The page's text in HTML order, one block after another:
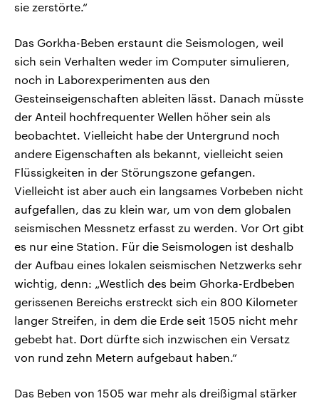
sie zerstörte.“
Das Gorkha-Beben erstaunt die Seismologen, weil
sich sein Verhalten weder im Computer simulieren,
noch in Laborexperimenten aus den
Gesteinseigenschaften ableiten lässt. Danach müsste
der Anteil hochfrequenter Wellen höher sein als
beobachtet. Vielleicht habe der Untergrund noch
andere Eigenschaften als bekannt, vielleicht seien
Flüssigkeiten in der Störungszone gefangen.
Vielleicht ist aber auch ein langsames Vorbeben nicht
aufgefallen, das zu klein war, um von dem globalen
seismischen Messnetz erfasst zu werden. Vor Ort gibt
es nur eine Station. Für die Seismologen ist deshalb
der Aufbau eines lokalen seismischen Netzwerks sehr
wichtig, denn: „Westlich des beim Ghorka-Erdbeben
gerissenen Bereichs erstreckt sich ein 800 Kilometer
langer Streifen, in dem die Erde seit 1505 nicht mehr
gebebt hat. Dort dürfte sich inzwischen ein Versatz
von rund zehn Metern aufgebaut haben.“
Das Beben von 1505 war mehr als dreißigmal stärker